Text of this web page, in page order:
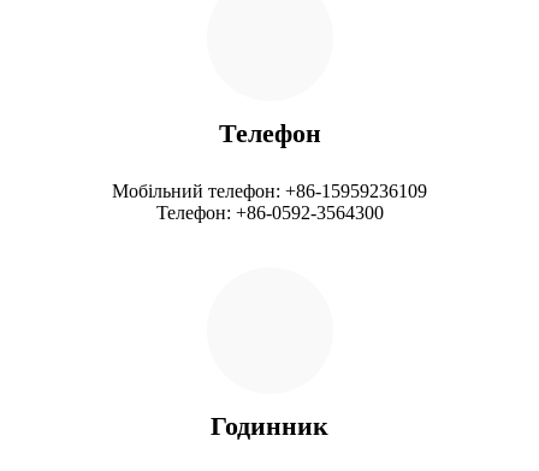
Телефон
Мобільний телефон: +86-15959236109
Телефон: +86-0592-3564300
Годинник